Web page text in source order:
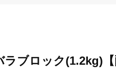
ラブロック(1.2kg)